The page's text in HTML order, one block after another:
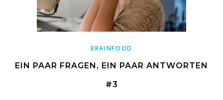
BRAINFOOD
EIN PAAR FRAGEN, EIN PAAR ANTWORTEN
#3